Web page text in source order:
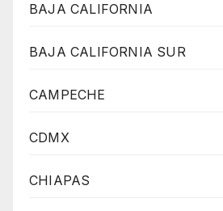
BAJA CALIFORNIA
BAJA CALIFORNIA SUR
CAMPECHE
CDMX
CHIAPAS